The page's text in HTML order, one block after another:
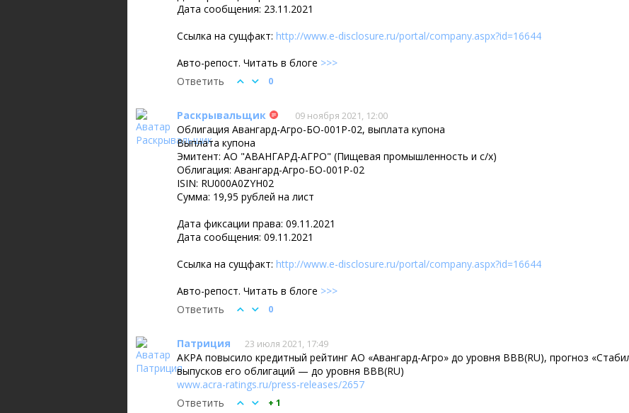
Дата сообщения: 23.11.2021
Ссылка на сущфакт: http://www.e-disclosure.ru/portal/company.aspx?id=16644
Авто-репост. Читать в блоге >>>
Ответить
0
Раскрывальщик 09 ноября 2021, 12:00
Облигация Авангард-Агро-БО-001P-02, выплата купона
Выплата купона
Эмитент: АО "АВАНГАРД-АГРО" (Пищевая промышленность и с/х)
Облигация: Авангард-Агро-БО-001P-02
ISIN: RU000A0ZYH02
Сумма: 19,95 рублей на лист
Дата фиксации права: 09.11.2021
Дата сообщения: 09.11.2021
Ссылка на сущфакт: http://www.e-disclosure.ru/portal/company.aspx?id=16644
Авто-репост. Читать в блоге >>>
Ответить
0
Патриция 23 июля 2021, 17:49
АКРА повысило кредитный рейтинг АО «Авангард-Агро» до уровня ВВВ(RU), прогноз
выпусков его облигаций — до уровня ВВВ(RU)
www.acra-ratings.ru/press-releases/2657
Ответить
+ 1